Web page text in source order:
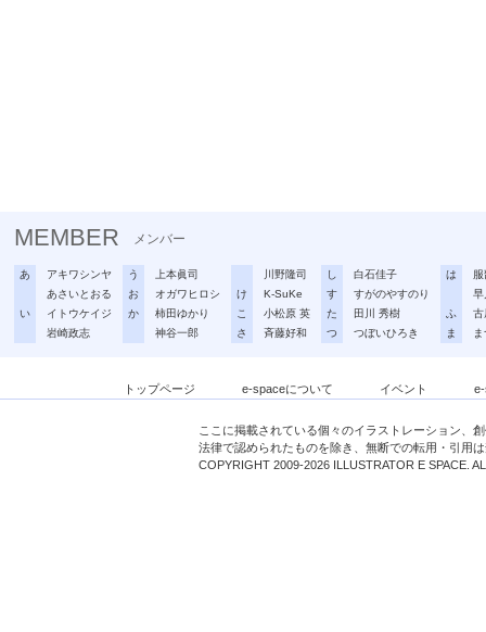
MEMBER メンバー
あ
アキワシンヤ
あさいとおる
い
イトウケイジ
岩崎政志
う
上本眞司
お
オガワヒロシ
か
柿田ゆかり
神谷一郎
川野隆司
け
K-SuKe
こ
小松原 英
さ
斉藤好和
し
白石佳子
す
すがのやすのり
た
田川 秀樹
つ
つぼいひろき
は
早
ふ
古
ま
トップページ e-spaceについて イベント
ここに掲載されている個々のイラストレーション、
法律で認められたものを除き、無断での転用・引用
COPYRIGHT 2009-2026 ILLUSTRATOR E SPACE.